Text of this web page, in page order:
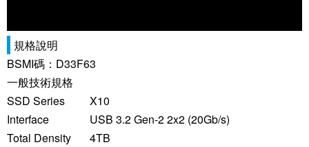
規格說明
BSMI碼：D33F63
一般技術規格
SSD Series
X10
Interface
USB 3.2 Gen-2 2x2 (20Gb/s)
Total Density
4TB